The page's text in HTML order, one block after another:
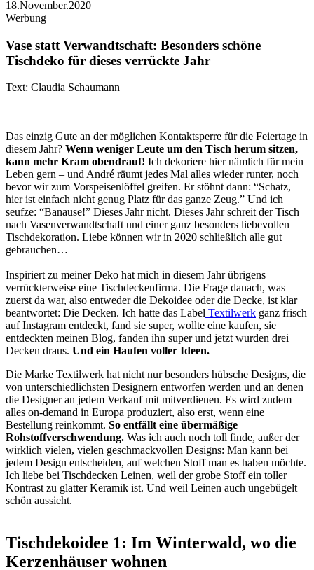
18.November.2020
Werbung
Vase statt Verwandtschaft: Besonders schöne
Tischdeko für dieses verrückte Jahr
Text: Claudia Schaumann
Das einzig Gute an der möglichen Kontaktsperre für die Feiertage in
diesem Jahr? Wenn weniger Leute um den Tisch herum sitzen,
kann mehr Kram obendrauf! Ich dekoriere hier nämlich für mein
Leben gern – und André räumt jedes Mal alles wieder runter, noch
bevor wir zum Vorspeisenlöffel greifen. Er stöhnt dann: “Schatz,
hier ist einfach nicht genug Platz für das ganze Zeug.” Und ich
seufze: “Banause!” Dieses Jahr nicht. Dieses Jahr schreit der Tisch
nach Vasenverwandtschaft und einer ganz besonders liebevollen
Tischdekoration. Liebe können wir in 2020 schließlich alle gut
gebrauchen…
Inspiriert zu meiner Deko hat mich in diesem Jahr übrigens
verrückterweise eine Tischdeckenfirma. Die Frage danach, was
zuerst da war, also entweder die Dekoidee oder die Decke, ist klar
beantwortet: Die Decken. Ich hatte das Label Textilwerk ganz frisch
auf Instagram entdeckt, fand sie super, wollte eine kaufen, sie
entdeckten meinen Blog, fanden ihn super und jetzt wurden drei
Decken draus. Und ein Haufen voller Ideen.
Die Marke Textilwerk hat nicht nur besonders hübsche Designs, die
von unterschiedlichsten Designern entworfen werden und an denen
die Designer an jedem Verkauf mit mitverdienen. Es wird zudem
alles on-demand in Europa produziert, also erst, wenn eine
Bestellung reinkommt. So entfällt eine übermäßige
Rohstoffverschwendung. Was ich auch noch toll finde, außer der
wirklich vielen, vielen geschmackvollen Designs: Man kann bei
jedem Design entscheiden, auf welchen Stoff man es haben möchte.
Ich liebe bei Tischdecken Leinen, weil der grobe Stoff ein toller
Kontrast zu glatter Keramik ist. Und weil Leinen auch ungebügelt
schön aussieht.
Tischdekoidee 1: Im Winterwald, wo die
Kerzenhäuser wohnen